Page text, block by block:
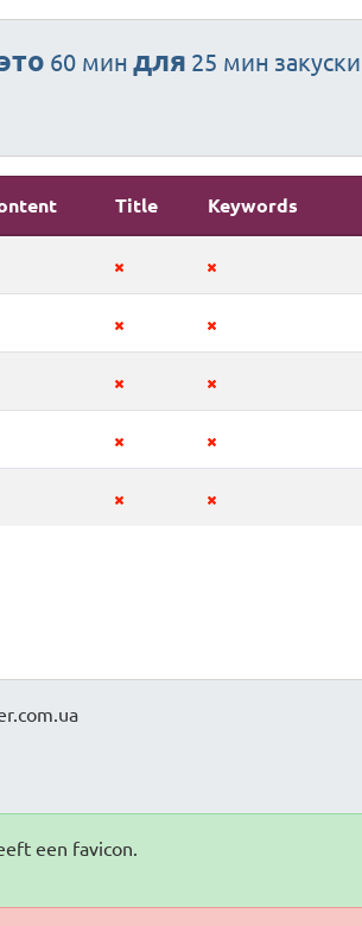
60 мин для 25 мин закуски
Title Keywords
een favicon.